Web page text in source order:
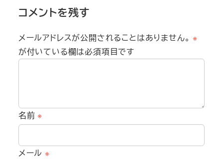
コメントを残す
メールアドレスが公開されることはありません。 ※
が付いている欄は必須項目です
名前※
メール ※